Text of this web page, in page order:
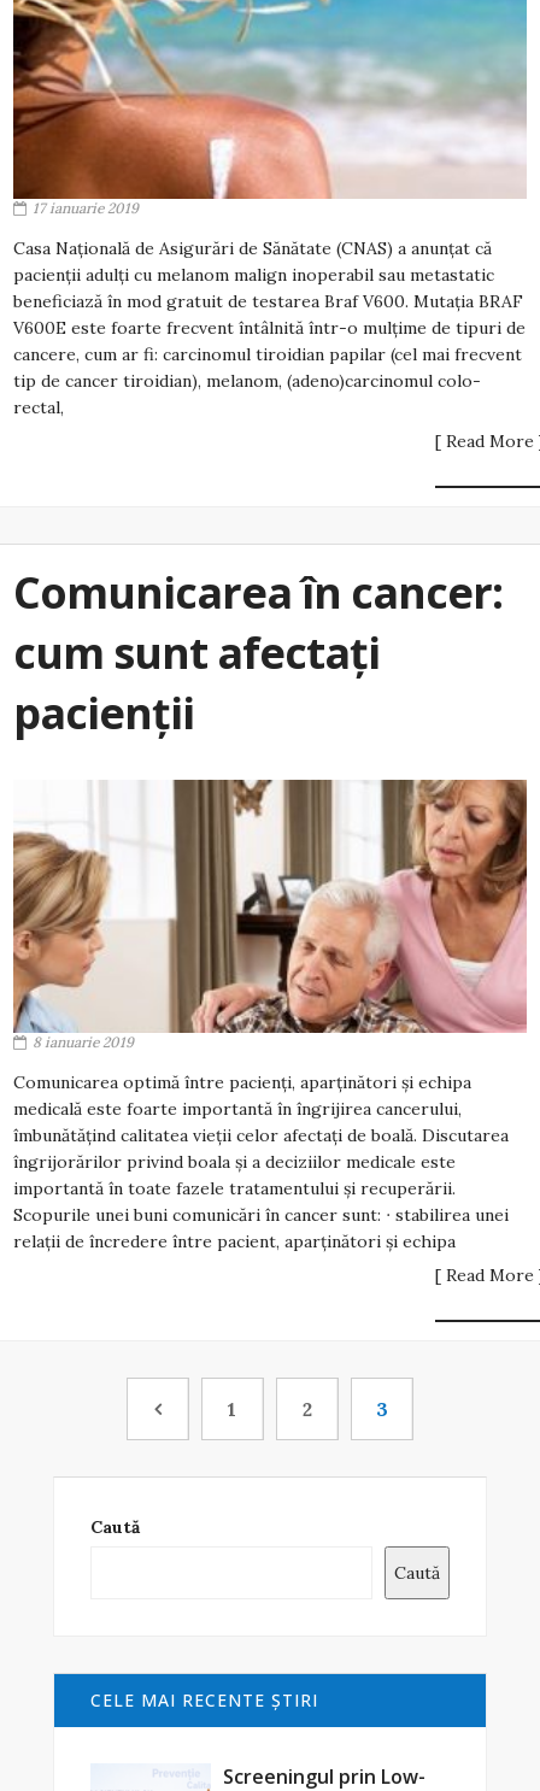
17 ianuarie 2019
Casa Națională de Asigurări de Sănătate (CNAS) a anunțat că
pacienții adulți cu melanom malign inoperabil sau metastatic
beneficiază în mod gratuit de testarea Braf V600. Mutaţia BRAF
V600E este foarte frecvent întâlnită într-o mulţime de tipuri de
cancere, cum ar fi: carcinomul tiroidian papilar (cel mai frecvent
tip de cancer tiroidian), melanom, (adeno)carcinomul colo-
rectal,
[ Read More
Comunicarea în cancer:
cum sunt afectați
pacienții
8 ianuarie 2019
Comunicarea optimă între pacienți, aparținători și echipa
medicală este foarte importantă în îngrijirea cancerului,
îmbunătățind calitatea vieții celor afectați de boală. Discutarea
îngrijorărilor privind boala și a deciziilor medicale este
importantă în toate fazele tratamentului și recuperării.
Scopurile unei buni comunicări în cancer sunt: ∙ stabilirea unei
relații de încredere între pacient, aparținători și echipa
[ Read More
1 2 3
Caută
Caută
CELE MAI RECENTE ŞTIRI
Screeningul prin Low-